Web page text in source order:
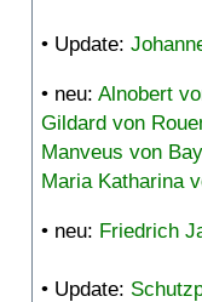
• Update:
• neu: Alnobert
Gildard von
Manveus von
Maria Katharina
• neu: Friedrich
• Update: